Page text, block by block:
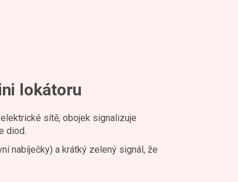
lokátoru
sítě, obojek signalizuje
diod.
nabíječky) a krátký zelený signál, že